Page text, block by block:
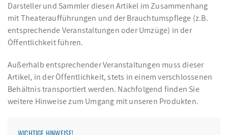
Darsteller und Sammler diesen Artikel im Zusammenhang
mit Theateraufführungen und der Brauchtumspflege (z.B.
entsprechende Veranstaltungen oder Umzüge) in der
Öffentlichkeit führen.
Außerhalb entsprechender Veranstaltungen muss dieser
Artikel, in der Öffentlichkeit, stets in einem verschlossenen
Behältnis transportiert werden. Nachfolgend finden Sie
weitere Hinweise zum Umgang mit unseren Produkten.